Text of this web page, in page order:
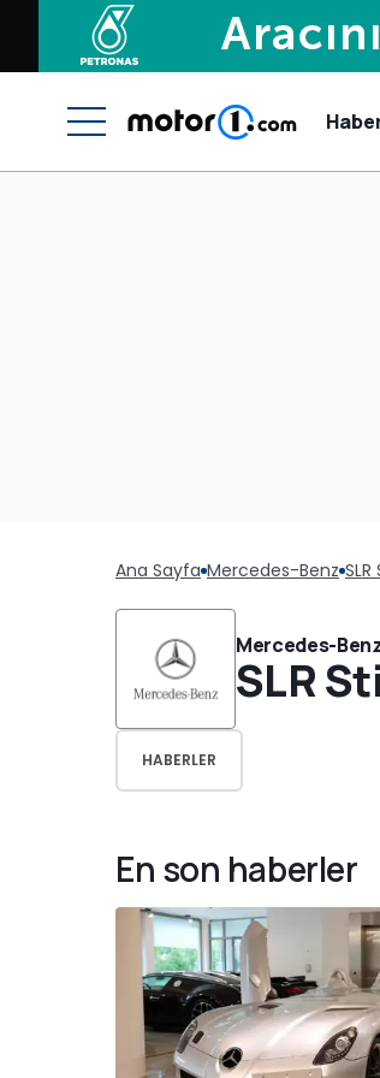
Ana Sayfa Mercedes-Benz
Mercedes-
SLR
HABERLER
En son haberler